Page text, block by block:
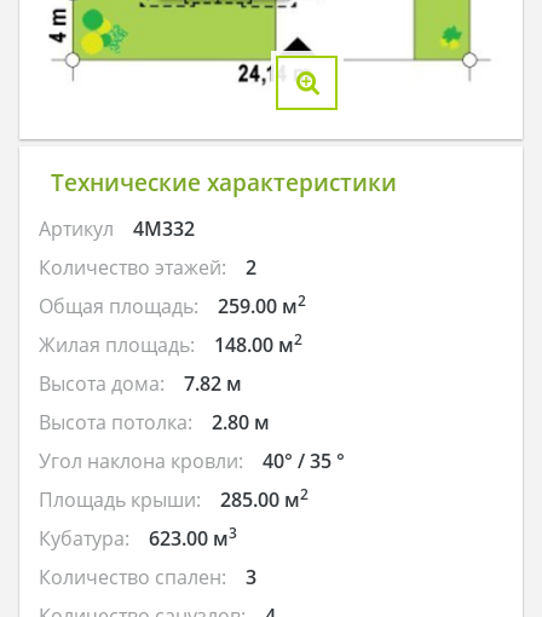
Технические характеристики
Артикул
4M332
Количество этажей:
2
Общая площадь:
259.00 м2
Жилая площадь: 148.00 м2
Высота дома:
7.82 м
Высота потолка:
2.80 м
Угол наклона кровли:
40° / 35 °
Площадь крыши:
285.00 м2
Кубатура: 623.00 м3
Количество спален:
3